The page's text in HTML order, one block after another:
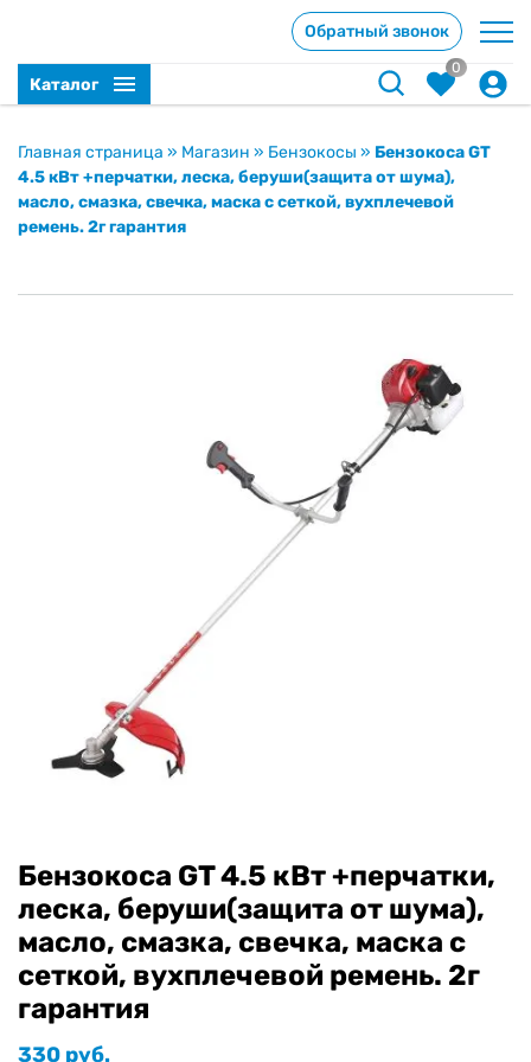
Обратный звонок
Каталог
0
Главная страница » Магазин » Бензокосы » Бензокоса GT
4.5 кВт +перчатки, леска, беруши(защита от шума),
масло, смазка, свечка, маска с сеткой, вухплечевой
ремень. 2г гарантия
Бензокоса GT 4.5 кВт +перчатки,
леска, беруши(защита от шума),
масло, смазка, свечка, маска с
сеткой, вухплечевой ремень. 2г
гарантия
330 руб.